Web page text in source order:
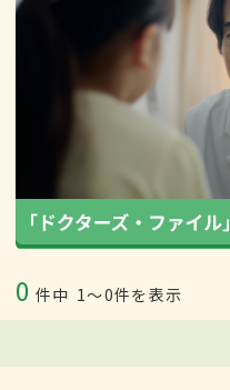
0 件中 1〜0件を表示